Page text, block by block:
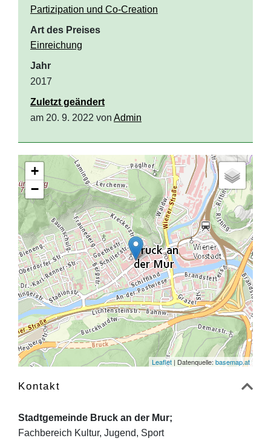
Partizipation und Co-Creation
Art des Preises
Einreichung
Jahr
2017
Zuletzt geändert
am 20. 9. 2022 von Admin
+
−
Leaflet | Datenquelle:basemap.at
Kontakt
Stadtgemeinde Bruck an der Mur;
Fachbereich Kultur, Jugend, Sport